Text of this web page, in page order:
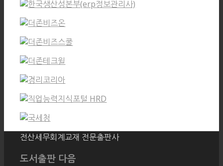
전산세무회계교재 전문출판사
도서출판 다음